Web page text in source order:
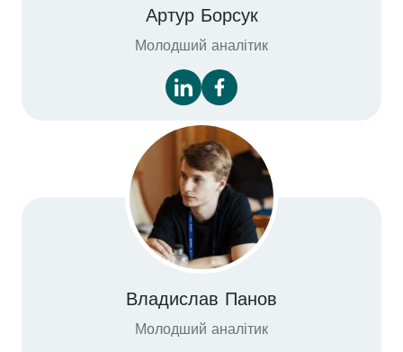
Артур Борсук
Молодший аналітик
Владислав Панов
Молодший аналітик